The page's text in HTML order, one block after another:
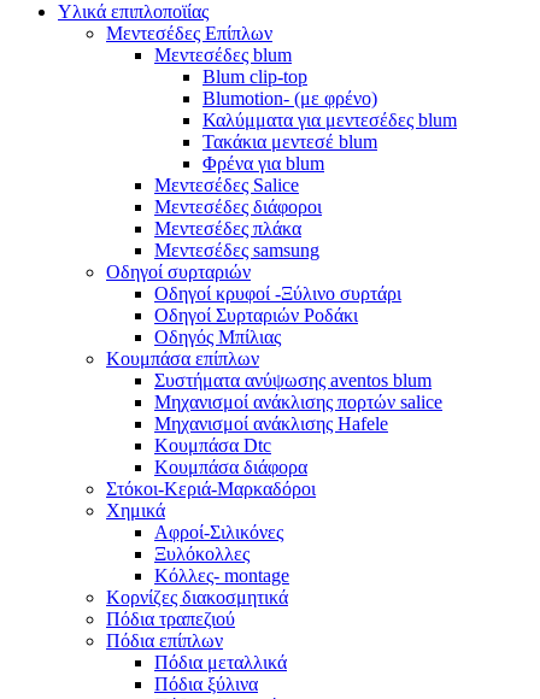
Υλικά επιπλοποϊίας
Μεντεσέδες Επίπλων
Μεντεσέδες blum
Blum clip-top
Blumotion- (με φρένο)
Καλύμματα για μεντεσέδες blum
Τακάκια μεντεσέ blum
Φρένα για blum
Μεντεσέδες Salice
Μεντεσέδες διάφοροι
Μεντεσέδες πλάκα
Μεντεσέδες samsung
Οδηγοί συρταριών
Οδηγοί κρυφοί -Ξύλινο συρτάρι
Οδηγοί Συρταριών Ροδάκι
Οδηγός Μπίλιας
Κουμπάσα επίπλων
Συστήματα ανύψωσης aventos blum
Μηχανισμοί ανάκλισης πορτών salice
Μηχανισμοί ανάκλισης Hafele
Κουμπάσα Dtc
Κουμπάσα διάφορα
Στόκοι-Κεριά-Μαρκαδόροι
Χημικά
Αφροί-Σιλικόνες
Ξυλόκολλες
Κόλλες- montage
Κορνίζες διακοσμητικά
Πόδια τραπεζιού
Πόδια επίπλων
Πόδια μεταλλικά
Πόδια ξύλινα